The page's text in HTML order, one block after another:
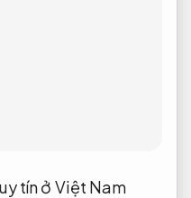
tín ở Việt Nam